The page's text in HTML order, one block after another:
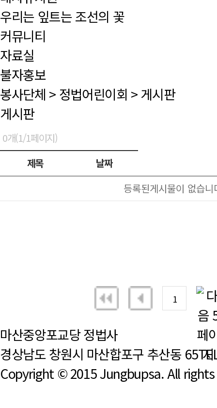
우리는 잎트는 조선의 꽃
커뮤니티
자료실
불자홍보
봉사단체 > 정법어린이회 > 게시판
게시판
0개(1/1페이지)
제목
날짜
등록된게시물이 없습니
1
마산중앙포교당 정법사
경상남도 창원시 마산합포구 추산동 65
Copyright © 2015 Jungbupsa. All